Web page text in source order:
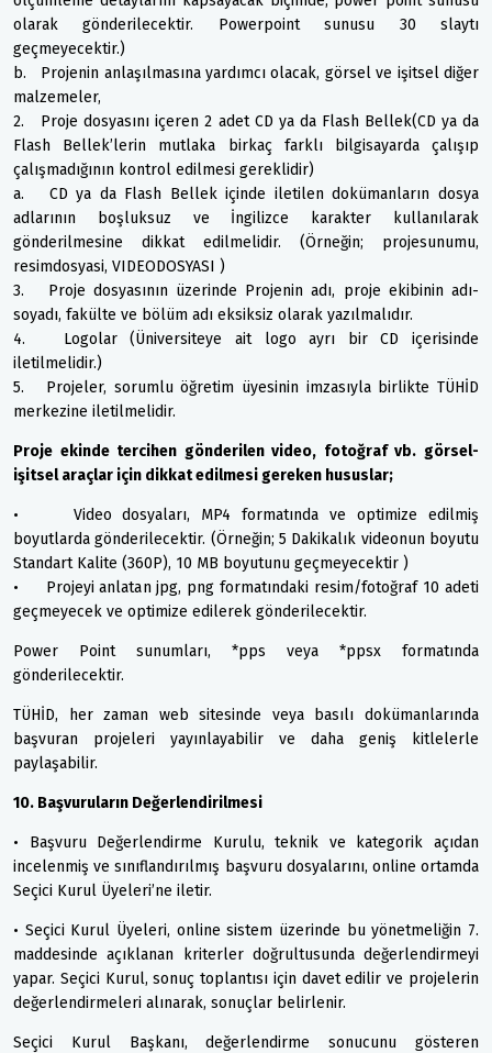
olarak gönderilecektir. Powerpoint sunusu 30 slaytı
geçmeyecektir.)
b. Projenin anlaşılmasına yardımcı olacak, görsel ve işitsel diğer
malzemeler,
2. Proje dosyasını içeren 2 adet CD ya da Flash Bellek(CD ya da
Flash Bellek’lerin mutlaka birkaç farklı bilgisayarda çalışıp
çalışmadığının kontrol edilmesi gereklidir)
a. CD ya da Flash Bellek içinde iletilen dokümanların dosya
adlarının boşluksuz ve İngilizce karakter kullanılarak
gönderilmesine dikkat edilmelidir. (Örneğin; projesunumu,
resimdosyasi, VIDEODOSYASI )
3. Proje dosyasının üzerinde Projenin adı, proje ekibinin adı-
soyadı, fakülte ve bölüm adı eksiksiz olarak yazılmalıdır.
4. Logolar (Üniversiteye ait logo ayrı bir CD içerisinde
iletilmelidir.)
5. Projeler, sorumlu öğretim üyesinin imzasıyla birlikte TÜHİD
merkezine iletilmelidir.
Proje ekinde tercihen gönderilen video, fotoğraf vb. görsel-
işitsel araçlar için dikkat edilmesi gereken hususlar;
• Video dosyaları, MP4 formatında ve optimize edilmiş
boyutlarda gönderilecektir. (Örneğin; 5 Dakikalık videonun boyutu
Standart Kalite (360P), 10 MB boyutunu geçmeyecektir )
• Projeyi anlatan jpg, png formatındaki resim/fotoğraf 10 adeti
geçmeyecek ve optimize edilerek gönderilecektir.
Power Point sunumları, *pps veya *ppsx formatında
gönderilecektir.
TÜHİD, her zaman web sitesinde veya basılı dokümanlarında
başvuran projeleri yayınlayabilir ve daha geniş kitlelerle
paylaşabilir.
10. Başvuruların Değerlendirilmesi
• Başvuru Değerlendirme Kurulu, teknik ve kategorik açıdan
incelenmiş ve sınıflandırılmış başvuru dosyalarını, online ortamda
Seçici Kurul Üyeleri’ne iletir.
• Seçici Kurul Üyeleri, online sistem üzerinde bu yönetmeliğin 7.
maddesinde açıklanan kriterler doğrultusunda değerlendirmeyi
yapar. Seçici Kurul, sonuç toplantısı için davet edilir ve projelerin
değerlendirmeleri alınarak, sonuçlar belirlenir.
Seçici Kurul Başkanı, değerlendirme sonucunu gösteren